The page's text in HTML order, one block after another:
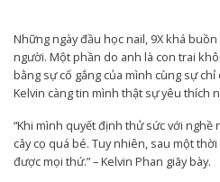
Những ngày đầu học nail, 9X khá
người. Một phần do anh là con trai
bằng sự cố gắng của mình cùng sự
Kelvin càng tin mình thật sự yêu thích
“Khi mình quyết định thử sức với nghề
cây cọ quá bé. Tuy nhiên, sau một
được mọi thứ.” – Kelvin Phan giãy bày.